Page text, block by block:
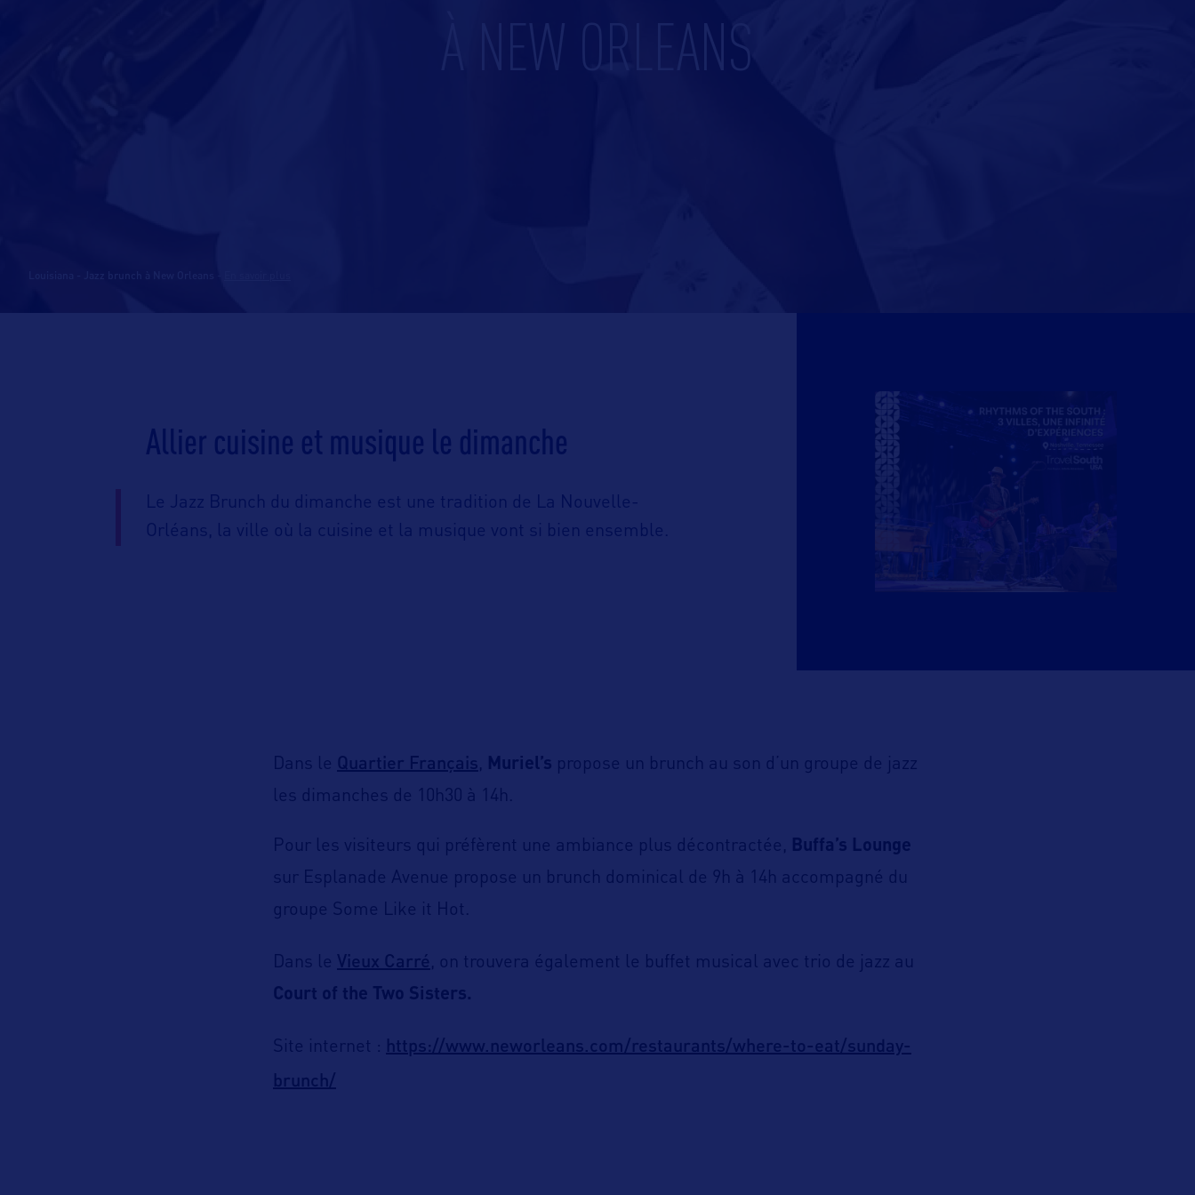
À NEW ORLEANS
Allier cuisine et musique le dimanche
Le Jazz Brunch du dimanche est une tradition de La Nouvelle-
Orléans, la ville où la cuisine et la musique vont si bien ensemble.
Dans le Quartier Français, Muriel’s propose un brunch au son d’un groupe de jazz
les dimanches de 10h30 à 14h.
Pour les visiteurs qui préfèrent une ambiance plus décontractée, Buffa’s Lounge
sur Esplanade Avenue propose un brunch dominical de 9h à 14h accompagné du
groupe Some Like it Hot.
Dans le Vieux Carré , on trouvera également le buffet musical avec trio de jazz au
Court of the Two Sisters.
Site internet : https://www.neworleans.com/restaurants/where-to-eat/sunday-
brunch/